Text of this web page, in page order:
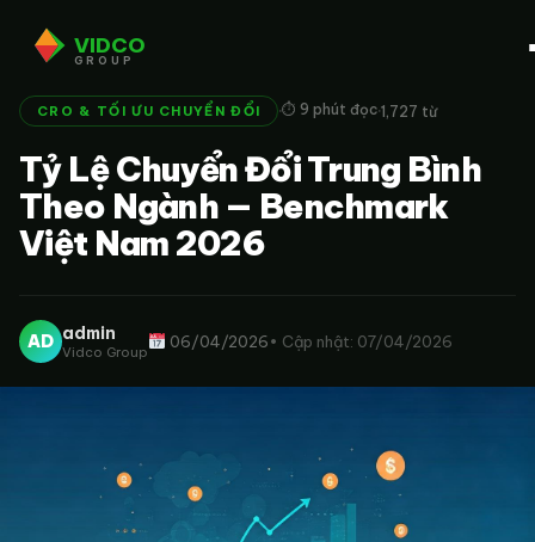
VIDCO
GROUP
CRO & TỐI ƯU CHUYỂN ĐỔI ·⏱ 9 phút đọc·1,727 từ
Tỷ Lệ Chuyển Đổi Trung Bình
Theo Ngành — Benchmark
Việt Nam 2026
AD admin
Vidco Group
06/04/2026• Cập nhật: 07/04/2026